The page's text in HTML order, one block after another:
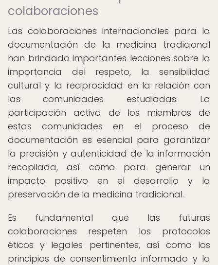
colaboraciones
Las colaboraciones internacionales para la
documentación de la medicina tradicional
han brindado importantes lecciones sobre la
importancia del respeto, la sensibilidad
cultural y la reciprocidad en la relación con
las comunidades estudiadas. La
participación activa de los miembros de
estas comunidades en el proceso de
documentación es esencial para garantizar
la precisión y autenticidad de la información
recopilada, así como para generar un
impacto positivo en el desarrollo y la
preservación de la medicina tradicional.
Es fundamental que las futuras
colaboraciones respeten los protocolos
éticos y legales pertinentes, así como los
principios de consentimiento informado y la